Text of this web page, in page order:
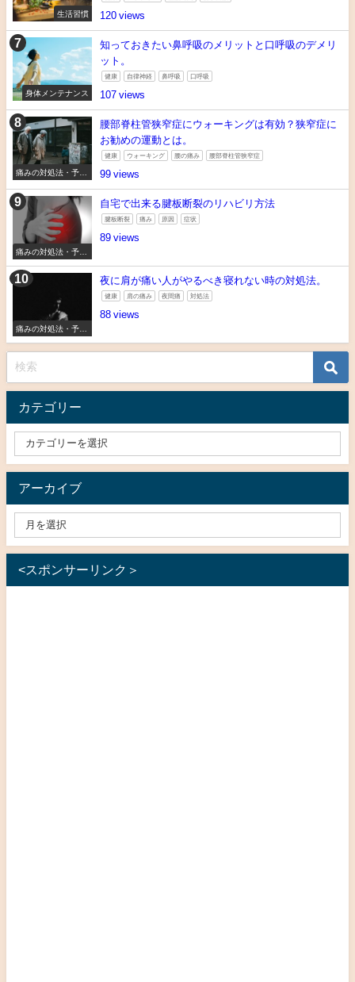
生活習慣 120
身体メンテナンス
知っておきたい鼻呼吸のメリットと口呼吸のデメリ
ット。
健康 自律神経 鼻呼吸 口呼吸
107
痛みの対処法・予防
腰部脊柱管狭窄症にウォーキングは有効？狭窄症に
お勧めの運動とは。
健康 ウォーキング 腰の痛み 腰部脊柱管狭窄症
99
痛みの対処法・予防
自宅で出来る腱板断裂のリハビリ方法
腱板断裂 痛み 原因 症状
89
痛みの対処法・予防
夜に肩が痛い人がやるべき寝れない時の対処法。
健康 肩の痛み 夜間痛 対処法
88
カテゴリー
アーカイブ
<スポンサーリンク＞